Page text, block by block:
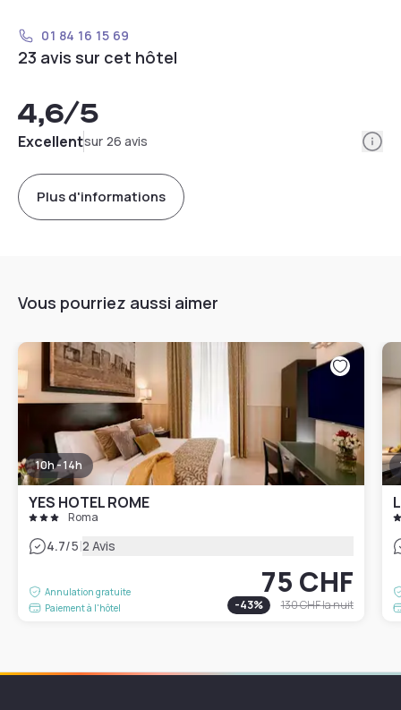
01 84 16 15 69
23 avis sur cet hôtel
4,6/5
Excellentsur 26 avis
Plus d'informations
Vous pourriez aussi aimer
10h - 14h
YES HOTEL ROME
Roma
4.7/5|2 Avis
Annulation gratuite
Paiement à l'hôtel
75 CHF
-43% 130 CHFla nuit